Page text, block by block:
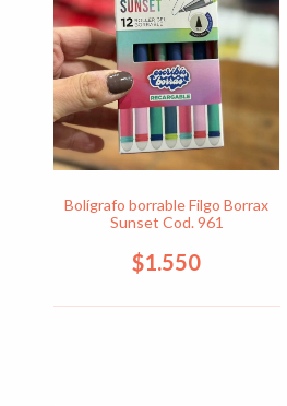
Bolígrafo borrable Filgo Borrax
Sunset Cod. 961
$1.550